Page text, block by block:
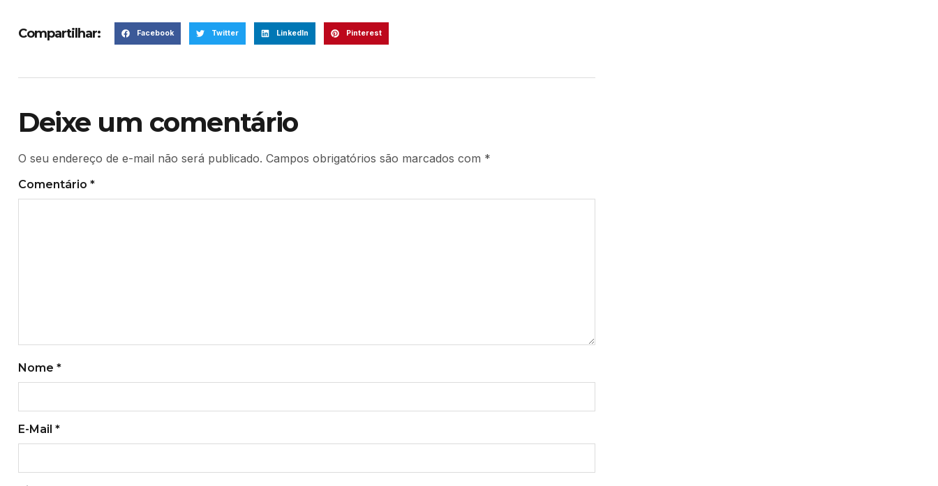
Compartilhar: Facebook Twitter LinkedIn Pinterest
Deixe um comentário
O seu endereço de e-mail não será publicado. Campos obrigatórios são marcados com *
Comentário *
Nome *
E-Mail *